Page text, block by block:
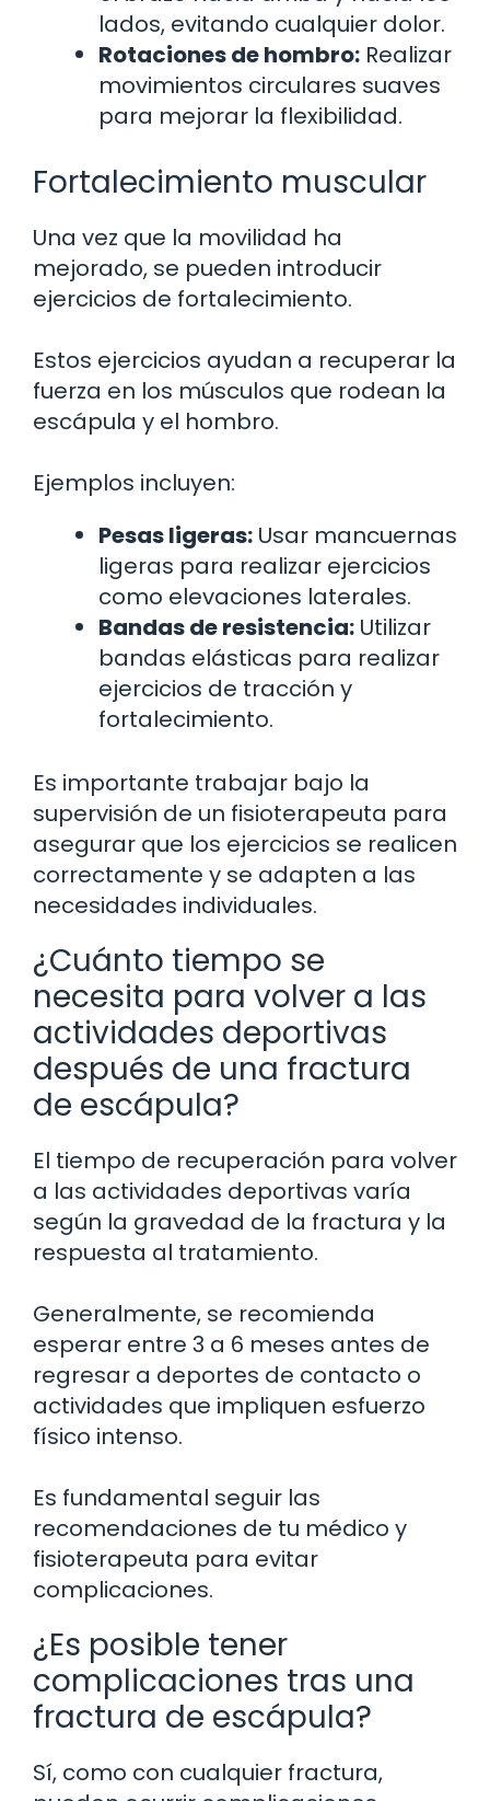
lados, evitando cualquier dolor.
Rotaciones de hombro: Realizar
movimientos circulares suaves
para mejorar la flexibilidad.
Fortalecimiento muscular
Una vez que la movilidad ha
mejorado, se pueden introducir
ejercicios de fortalecimiento.
Estos ejercicios ayudan a recuperar la
fuerza en los músculos que rodean la
escápula y el hombro.
Ejemplos incluyen:
Pesas ligeras: Usar mancuernas
ligeras para realizar ejercicios
como elevaciones laterales.
Bandas de resistencia: Utilizar
bandas elásticas para realizar
ejercicios de tracción y
fortalecimiento.
Es importante trabajar bajo la
supervisión de un fisioterapeuta para
asegurar que los ejercicios se realicen
correctamente y se adapten a las
necesidades individuales.
¿Cuánto tiempo se
necesita para volver a las
actividades deportivas
después de una fractura
de escápula?
El tiempo de recuperación para volver
a las actividades deportivas varía
según la gravedad de la fractura y la
respuesta al tratamiento.
Generalmente, se recomienda
esperar entre 3 a 6 meses antes de
regresar a deportes de contacto o
actividades que impliquen esfuerzo
físico intenso.
Es fundamental seguir las
recomendaciones de tu médico y
fisioterapeuta para evitar
complicaciones.
¿Es posible tener
complicaciones tras una
fractura de escápula?
Sí, como con cualquier fractura,